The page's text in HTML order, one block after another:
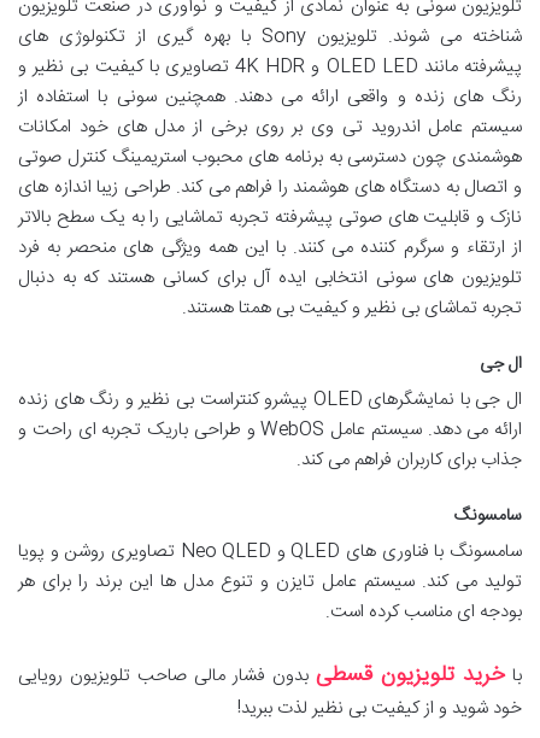
تلویزیون سونی به عنوان نمادی از کیفیت و نوآوری در صنعت تلویزیون
شناخته می شوند. تلویزیون Sony با بهره گیری از تکنولوژی های
پیشرفته مانند OLED LED و 4K HDR تصاویری با کیفیت بی نظیر و
رنگ های زنده و واقعی ارائه می دهند. همچنین سونی با استفاده از
سیستم عامل اندروید تی وی بر روی برخی از مدل های خود امکانات
هوشمندی چون دسترسی به برنامه های محبوب استریمینگ کنترل صوتی
و اتصال به دستگاه های هوشمند را فراهم می کند. طراحی زیبا اندازه های
نازک و قابلیت های صوتی پیشرفته تجربه تماشایی را به یک سطح بالاتر
از ارتقاء و سرگرم کننده می کنند. با این همه ویژگی های منحصر به فرد
تلویزیون های سونی انتخابی ایده آل برای کسانی هستند که به دنبال
تجربه تماشای بی نظیر و کیفیت بی همتا هستند.
ال جی
ال جی با نمایشگرهای OLED پیشرو کنتراست بی نظیر و رنگ های زنده
ارائه می دهد. سیستم عامل WebOS و طراحی باریک تجربه ای راحت و
جذاب برای کاربران فراهم می کند.
سامسونگ
سامسونگ با فناوری های QLED و Neo QLED تصاویری روشن و پویا
تولید می کند. سیستم عامل تایزن و تنوع مدل ها این برند را برای هر
بودجه ای مناسب کرده است.
باخرید تلویزیون قسطی بدون فشار مالی صاحب تلویزیون رویایی
خود شوید و از کیفیت بی نظیر لذت ببرید!